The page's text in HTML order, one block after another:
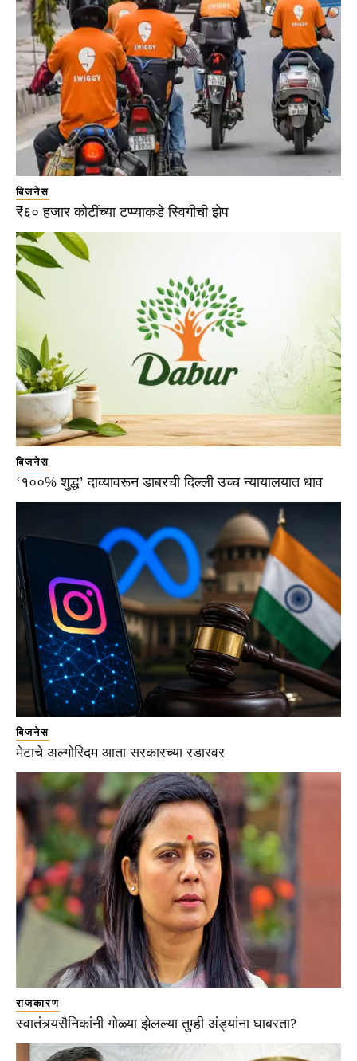
बिजनेस
₹६० हजार कोटींच्या टप्प्याकडे स्विगीची झेप
बिजनेस
‘१००% शुद्ध’ दाव्यावरून डाबरची दिल्ली उच्च न्यायालयात धाव
बिजनेस
मेटाचे अल्गोरिदम आता सरकारच्या रडारवर
राजकारण
स्वातंत्र्यसैनिकांनी गोळ्या झेलल्या तुम्ही अंड्यांना घाबरता?